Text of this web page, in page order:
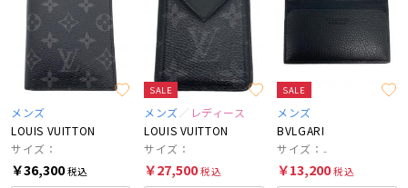
メンズ
LOUIS VUITTON
サイズ：
￥36,300税込
SALE
メンズ
レディース
LOUIS VUITTON
サイズ：
￥27,500税込
SALE
メンズ
BVLGARI
サイズ：₋
￥13,200税込